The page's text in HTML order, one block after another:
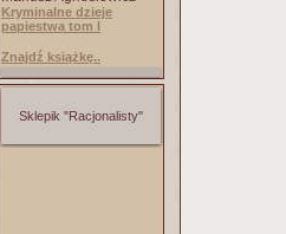
Kryminalne dzieje
papiestwa tom I
Znajdź książkę..
Sklepik "Racjonalisty"